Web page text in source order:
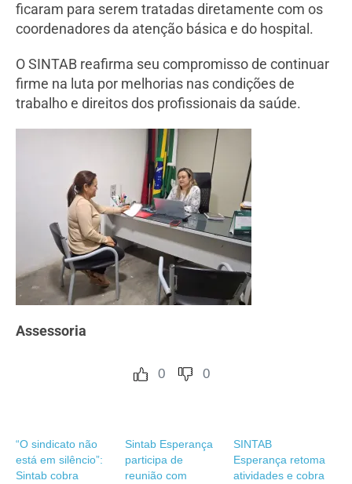
ficaram para serem tratadas diretamente com os
coordenadores da atenção básica e do hospital.
O SINTAB reafirma seu compromisso de continuar
firme na luta por melhorias nas condições de
trabalho e direitos dos profissionais da saúde.
Assessoria
0 0
“O sindicato não
está em silêncio”:
Sintab cobra
Sintab Esperança
participa de
reunião com
SINTAB
Esperança retoma
atividades e cobra